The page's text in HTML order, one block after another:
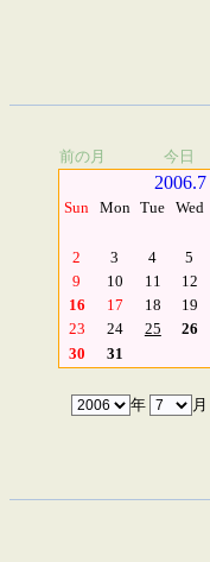
前の月 今日
2006.7
Sun Mon Tue Wed
2
3 4 5
9
10 11 12
16
17 18 19
23
24 25 26
30
31
年 月